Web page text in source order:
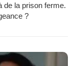
de la prison ferme.
?